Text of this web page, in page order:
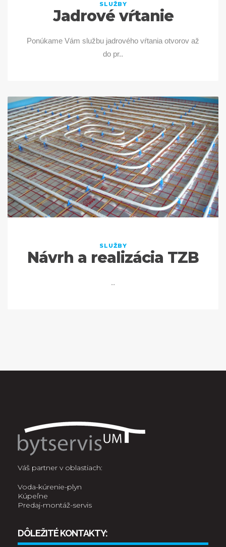
SLUŽBY
Jadrové vŕtanie
Ponúkame Vám službu jadrového vŕtania otvorov až
do pr..
SLUŽBY
Návrh a realizácia TZB
..
Váš partner v oblastiach:
Voda-kúrenie-plyn
Kúpeľne
Predaj-montáž-servis
DÔLEŽITÉ KONTAKTY: